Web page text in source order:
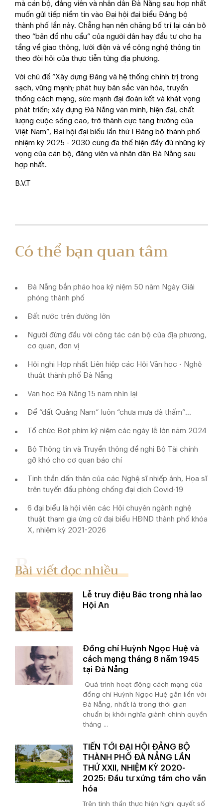
mà cán bộ, đảng viên và nhân dân Đà Nẵng sau hợp nhất
muốn gửi tiếp niềm tin vào Đại hội đại biểu Đảng bộ
thành phố lần này. Chẳng hạn nên chăng bố trí lại cán bộ
theo “bản đồ nhu cầu” của người dân hay đầu tư cho hạ
tầng về giao thông, lưới điện và về công nghệ thông tin
theo đòi hỏi của thực tiễn từng địa phương.
Với chủ đề “Xây dựng Đảng và hệ thống chính trị trong
sạch, vững mạnh; phát huy bản sắc văn hóa, truyền
thống cách mạng, sức mạnh đại đoàn kết và khát vọng
phát triển; xây dựng Đà Nẵng văn minh, hiện đại, chất
lượng cuộc sống cao, trở thành cực tăng trưởng của
Việt Nam”, Đại hội đại biểu lần thứ I Đảng bộ thành phố
nhiệm kỳ 2025 - 2030 cũng đã thể hiện đầy đủ những kỳ
vọng của cán bộ, đảng viên và nhân dân Đà Nẵng sau
hợp nhất.
B.V.T
Có thể bạn quan tâm
Đà Nẵng bắn pháo hoa kỷ niệm 50 năm Ngày Giải
phóng thành phố
Đất nước trên đường lớn
Người đứng đầu với công tác cán bộ của địa phương,
cơ quan, đơn vị
Hội nghị Hợp nhất Liên hiệp các Hội Văn học - Nghệ
thuật thành phố Đà Nẵng
Văn học Đà Nẵng 15 năm nhìn lại
Để “đất Quảng Nam” luôn “chưa mưa đà thấm”…
Tổ chức Đợt phim kỷ niệm các ngày lễ lớn năm 2024
Bộ Thông tin và Truyền thông đề nghị Bộ Tài chính
gỡ khó cho cơ quan báo chí
Tinh thần dấn thân của các Nghệ sĩ nhiếp ảnh, Họa sĩ
trên tuyến đầu phòng chống đại dịch Covid-19
6 đại biểu là hội viên các Hội chuyên ngành nghệ
thuật tham gia ứng cử đại biểu HĐND thành phố khóa
X, nhiệm kỳ 2021-2026
Bài viết đọc nhiều
Lễ truy điệu Bác trong nhà lao
Hội An
Đồng chí Huỳnh Ngọc Huệ và
cách mạng tháng 8 năm 1945
tại Đà Nẵng
Quá trình hoạt động cách mạng của
đồng chí Huỳnh Ngọc Huệ gắn liền với
Đà Nẵng, nhất là trong thời gian
chuẩn bị khởi nghĩa giành chính quyền
tháng ...
TIẾN TỚI ĐẠI HỘI ĐẢNG BỘ
THÀNH PHỐ ĐÀ NẴNG LẦN
THỨ XXII, NHIỆM KỲ 2020-
2025: Đầu tư xứng tầm cho văn
hóa
Trên tinh thần thực hiện Nghị quyết số